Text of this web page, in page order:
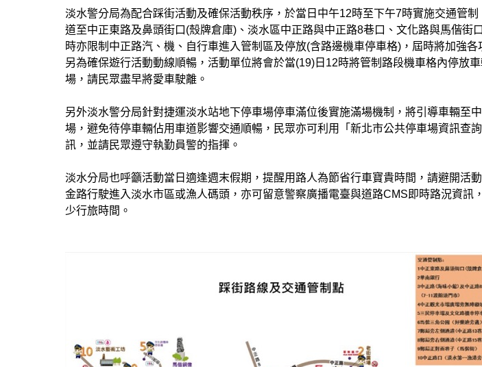
淡水警分局為配合踩街活動及確保活動秩序，於當日中午12時至下午7時實施交通管
道至中正東路及鼻頭街口(殼牌倉庫)、淡水區中正路與中正路8巷口、文化路與馬偕街
時亦限制中正路汽、機、自行車進入管制區及停放(含路邊機車停車格)，屆時將加強各
另為確保遊行活動動線順暢，活動單位將會於當(19)日12時將管制路段機車格內停放
場，請民眾盡早將愛車駛離。
另外淡水警分局針對捷運淡水站地下停車場停車滿位後實施滿場機制，將引導車輛至
場，避免待停車輛佔用車道影響交通順暢，民眾亦可利用「新北市公共停車場資訊查
訊，並請民眾遵守執勤員警的指揮。
淡水分局也呼籲活動當日適逢週末假期，提醒用路人為節省行車寶貴時間，請避開活
金路行駛進入淡水市區或漁人碼頭，亦可留意警察廣播電臺與道路CMS即時路況資訊
少行旅時間。